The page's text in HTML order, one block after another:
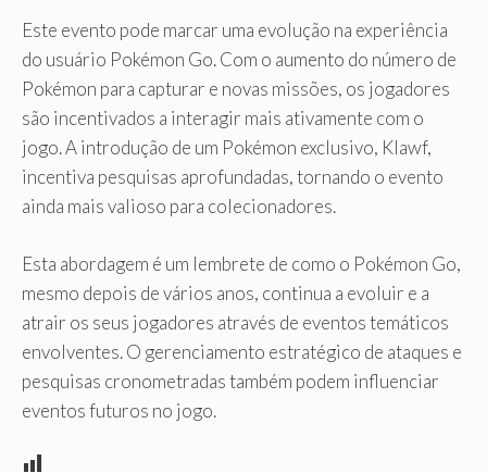
Este evento pode marcar uma evolução na experiência
do usuário Pokémon Go. Com o aumento do número de
Pokémon para capturar e novas missões, os jogadores
são incentivados a interagir mais ativamente com o
jogo. A introdução de um Pokémon exclusivo, Klawf,
incentiva pesquisas aprofundadas, tornando o evento
ainda mais valioso para colecionadores.
Esta abordagem é um lembrete de como o Pokémon Go,
mesmo depois de vários anos, continua a evoluir e a
atrair os seus jogadores através de eventos temáticos
envolventes. O gerenciamento estratégico de ataques e
pesquisas cronometradas também podem influenciar
eventos futuros no jogo.